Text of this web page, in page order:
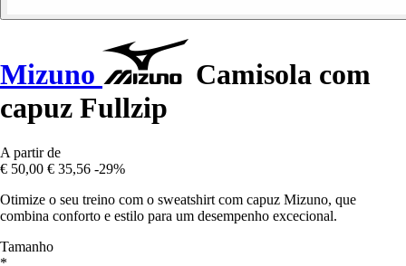
Mizuno
Camisola com
capuz Fullzip
A partir de
€ 50,00 € 35,56 -29%
Otimize o seu treino com o sweatshirt com capuz Mizuno, que
combina conforto e estilo para um desempenho excecional.
Tamanho
*